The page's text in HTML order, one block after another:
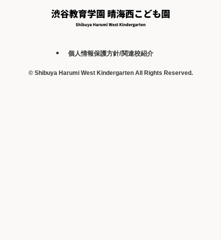
個人情報保護方針/関連校紹介
©Shibuya Harumi West Kindergarten All Rights Reserved.